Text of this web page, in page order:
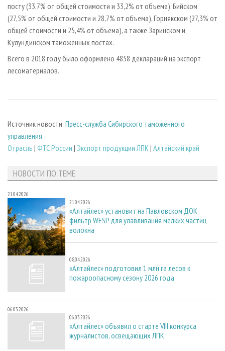
посту (33,7% от общей стоимости и 33,2% от объема), Бийском
(27,5% от общей стоимости и 28,7% от объема), Горнякском (27,3% от
общей стоимости и 25,4% от объема), а также Заринском и
Кулундинском таможенных постах.
Всего в 2018 году было оформлено 4858 деклараций на экспорт
лесоматериалов.
Источник новости: Пресс-служба Сибирского таможенного
управления
Отрасль | ФТС России | Экспорт продукции ЛПК | Алтайский край
НОВОСТИ ПО ТЕМЕ
21.04.2026
21.04.2026
«Алтайлес» установит на Павловском ДОК
фильтр WESP для улавливания мелких частиц
волокна
08.04.2026
08.04.2026
«Алтайлес» подготовил 1 млн га лесов к
пожароопасному сезону 2026 года
06.03.2026
06.03.2026
«Алтайлес» объявил о старте VIII конкурса
журналистов, освещающих ЛПК